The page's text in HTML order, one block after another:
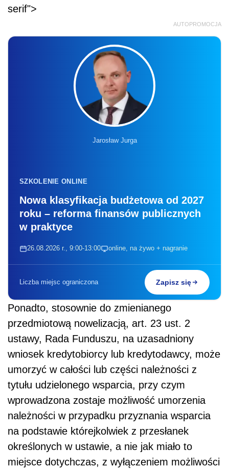
serif">
AUTOPROMOCJA
Jarosław Jurga
SZKOLENIE ONLINE
Nowa klasyfikacja budżetowa od 2027
roku – reforma finansów publicznych
w praktyce
26.08.2026 r., 9:00-13:00 online, na żywo + nagranie
Liczba miejsc ograniczona Zapisz się
Ponadto, stosownie do zmienianego
przedmiotową nowelizacją, art. 23 ust. 2
ustawy, Rada Funduszu, na uzasadniony
wniosek kredytobiorcy lub kredytodawcy, może
umorzyć w całości lub części należności z
tytułu udzielonego wsparcia, przy czym
wprowadzona zostaje możliwość umorzenia
należności w przypadku przyznania wsparcia
na podstawie którejkolwiek z przesłanek
określonych w ustawie, a nie jak miało to
miejsce dotychczas, z wyłączeniem możliwości